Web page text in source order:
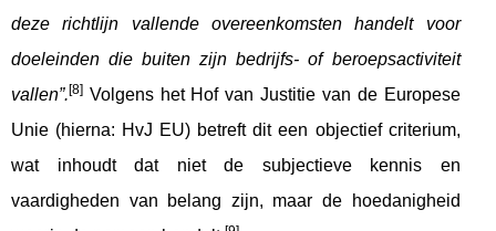
deze richtlijn vallende overeenkomsten handelt voor
doeleinden die buiten zijn bedrijfs- of beroepsactiviteit
vallen”.[8] Volgens het Hof van Justitie van de Europese
Unie (hierna: HvJ EU) betreft dit een objectief criterium,
wat inhoudt dat niet de subjectieve kennis en
vaardigheden van belang zijn, maar de hoedanigheid